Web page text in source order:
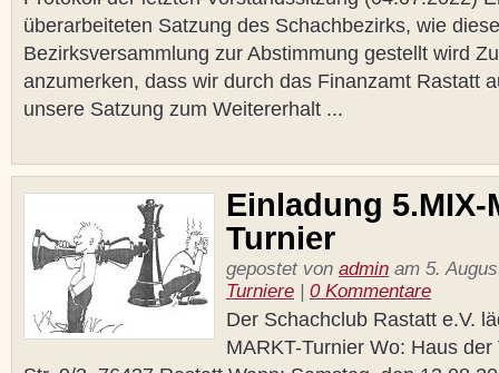
überarbeiteten Satzung des Schachbezirks, wie
Bezirksversammlung zur Abstimmung gestellt wird
anzumerken, dass wir durch das Finanzamt Rastatt
unsere Satzung zum Weitererhalt ...
Einladung 5.MIX-
Turnier
gepostet von admin am 5.
Turniere
0 Kommentare
Der Schachclub Rastatt e.V.
MARKT-Turnier Wo: Haus